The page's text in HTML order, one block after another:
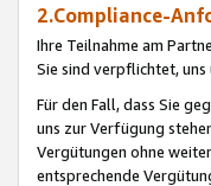
2.Compliance-
Ihre Teilnahme am
Sie sind verpflichtet,
Für den Fall, dass Sie
uns zur Verfügung
Vergütungen ohne
entsprechende